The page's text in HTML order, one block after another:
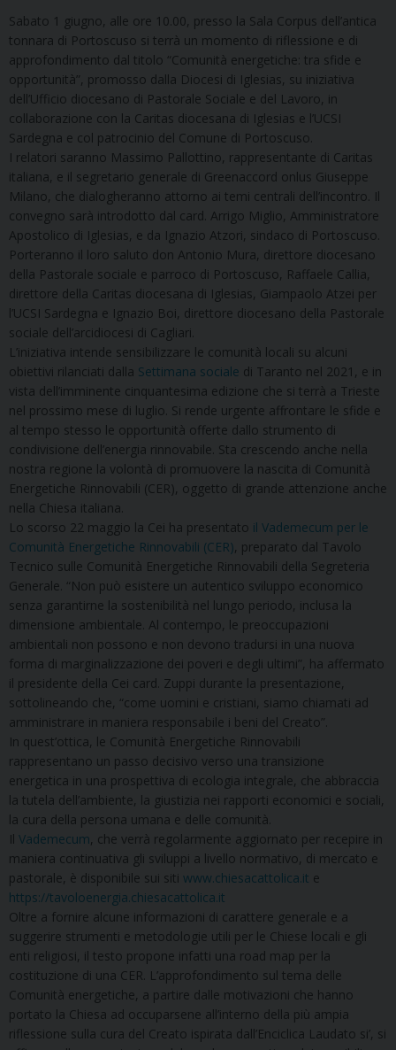
Sabato 1 giugno, alle ore 10.00, presso la Sala Corpus dell’antica
tonnara di Portoscuso si terrà un momento di riflessione e di
approfondimento dal titolo “Comunità energetiche: tra sfide e
opportunità”, promosso dalla Diocesi di Iglesias, su iniziativa
dell’Ufficio diocesano di Pastorale Sociale e del Lavoro, in
collaborazione con la Caritas diocesana di Iglesias e l’UCSI
Sardegna e col patrocinio del Comune di Portoscuso.
I relatori saranno Massimo Pallottino, rappresentante di Caritas
italiana, e il segretario generale di Greenaccord onlus Giuseppe
Milano, che dialogheranno attorno ai temi centrali dell’incontro. Il
convegno sarà introdotto dal card. Arrigo Miglio, Amministratore
Apostolico di Iglesias, e da Ignazio Atzori, sindaco di Portoscuso.
Porteranno il loro saluto don Antonio Mura, direttore diocesano
della Pastorale sociale e parroco di Portoscuso, Raffaele Callia,
direttore della Caritas diocesana di Iglesias, Giampaolo Atzei per
l’UCSI Sardegna e Ignazio Boi, direttore diocesano della Pastorale
sociale dell’arcidiocesi di Cagliari.
L’iniziativa intende sensibilizzare le comunità locali su alcuni
obiettivi rilanciati dalla Settimana sociale di Taranto nel 2021, e in
vista dell’imminente cinquantesima edizione che si terrà a Trieste
nel prossimo mese di luglio. Si rende urgente affrontare le sfide e
al tempo stesso le opportunità offerte dallo strumento di
condivisione dell’energia rinnovabile. Sta crescendo anche nella
nostra regione la volontà di promuovere la nascita di Comunità
Energetiche Rinnovabili (CER), oggetto di grande attenzione anche
nella Chiesa italiana.
Lo scorso 22 maggio la Cei ha presentato il Vademecum per le
Comunità Energetiche Rinnovabili (CER), preparato dal Tavolo
Tecnico sulle Comunità Energetiche Rinnovabili della Segreteria
Generale. “Non può esistere un autentico sviluppo economico
senza garantirne la sostenibilità nel lungo periodo, inclusa la
dimensione ambientale. Al contempo, le preoccupazioni
ambientali non possono e non devono tradursi in una nuova
forma di marginalizzazione dei poveri e degli ultimi”, ha affermato
il presidente della Cei card. Zuppi durante la presentazione,
sottolineando che, “come uomini e cristiani, siamo chiamati ad
amministrare in maniera responsabile i beni del Creato”.
In quest’ottica, le Comunità Energetiche Rinnovabili
rappresentano un passo decisivo verso una transizione
energetica in una prospettiva di ecologia integrale, che abbraccia
la tutela dell’ambiente, la giustizia nei rapporti economici e sociali,
la cura della persona umana e delle comunità.
Il Vademecum, che verrà regolarmente aggiornato per recepire in
maniera continuativa gli sviluppi a livello normativo, di mercato e
pastorale, è disponibile sui siti www.chiesacattolica.it e
https://tavoloenergia.chiesacattolica.it
Oltre a fornire alcune informazioni di carattere generale e a
suggerire strumenti e metodologie utili per le Chiese locali e gli
enti religiosi, il testo propone infatti una road map per la
costituzione di una CER. L’approfondimento sul tema delle
Comunità energetiche, a partire dalle motivazioni che hanno
portato la Chiesa ad occuparsene all’interno della più ampia
riflessione sulla cura del Creato ispirata dall’Enciclica Laudato si’, si